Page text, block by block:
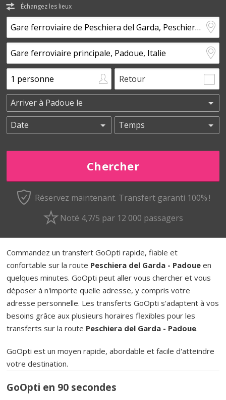
Échangez les lieux
Retour
Réservez maintenant. Transfert garanti 100% !
Noté 4,7/5 par 12 000 passagers
Commandez un transfert GoOpti rapide, fiable et
confortable sur la route Peschiera del Garda - Padoue en
quelques minutes. GoOpti peut aller vous chercher et vous
déposer à n'importe quelle adresse, y compris votre
adresse personnelle. Les transferts GoOpti s'adaptent à vos
besoins grâce aux plusieurs horaires flexibles pour les
transferts sur la route Peschiera del Garda - Padoue.
GoOpti est un moyen rapide, abordable et facile d'atteindre
votre destination.
GoOpti en 90 secondes